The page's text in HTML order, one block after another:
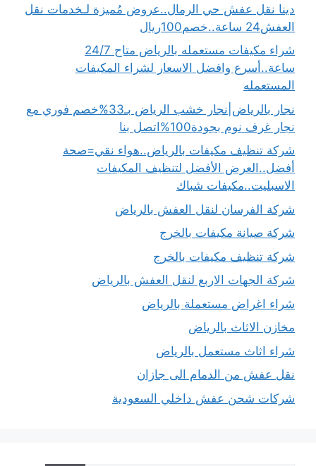
دينا نقل عفش حي الرمال..عروض مُميزة لـخدمات نقل
العفش24 ساعة..خصم100ريال
شراء مكيفات مستعمله بالرياض متاح 24/7
ساعة..أسرع وافضل الاسعار لشراء المكيفات
المستعمله
نجار بالرياض|نجار خشب الرياض بـ33%خصم فوري مع
نجار غرف نوم بجودة100%اتصل بنا
شركة تنظيف مكيفات بالرياض..هواء نقي=صحة
أفضل..العرض الأفضل لتنظيف المكيفات
الاسبليت..مكيفات شباك
شركة الفرسان لنقل العفش بالرياض
شركة صيانة مكيفات بالخرج
شركة تنظيف مكيفات بالخرج
شركة الجهات الاربع لنقل العفش بالرياض
شراء اغراض مستعملة بالرياض
مخازن الاثاث بالرياض
شراء اثاث مستعمل بالرياض
نقل عفش من الدمام الى جازان
شركات شحن عفش داخلي السعودية